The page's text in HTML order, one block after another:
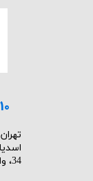
34، واحد 3